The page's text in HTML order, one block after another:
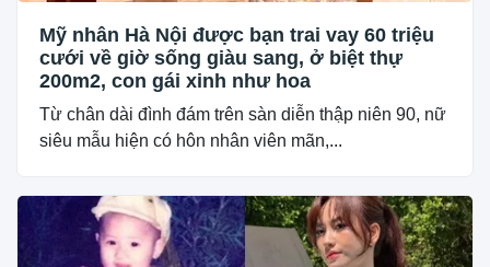
Mỹ nhân Hà Nội được bạn trai vay 60 triệu
cưới về giờ sống giàu sang, ở biệt thự
200m2, con gái xinh như hoa
Từ chân dài đình đám trên sàn diễn thập niên 90, nữ
siêu mẫu hiện có hôn nhân viên mãn,...